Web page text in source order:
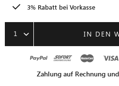
3% Rabatt bei Vorkasse
1 IN DEN
Zahlung auf Rechnung